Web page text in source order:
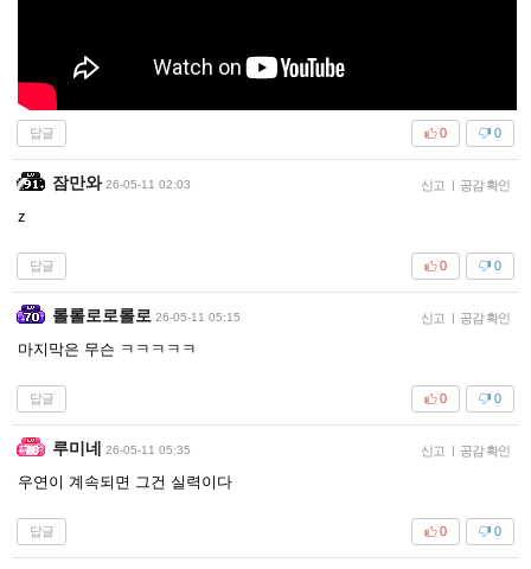
답글 0
0
잠만와 26-05-11 02:03 신고 | 공감 확인
z
답글 0
0
롤롤로로롤로 26-05-11 05:15 신고 | 공감 확인
마지막은 무슨 ㅋㅋㅋㅋㅋ
답글 0
0
루미네 26-05-11 05:35 신고 | 공감 확인
우연이 계속되면 그건 실력이다
답글 0
0